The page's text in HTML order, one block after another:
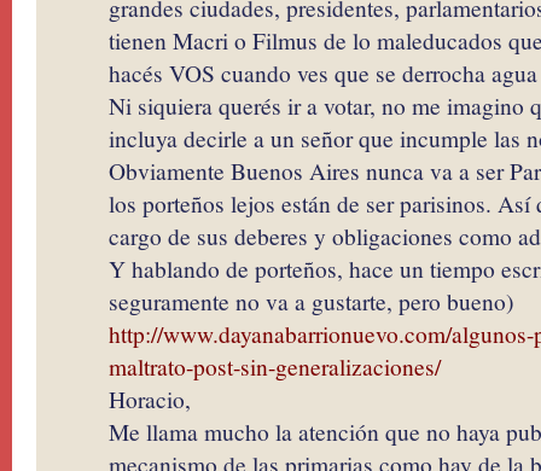
grandes ciudades, presidentes,
tienen Macri o Filmus de lo maleducados
hacés VOS cuando ves que se derrocha
Ni siquiera querés ir a votar, no me imagino
incluya decirle a un señor que incumple las
Obviamente Buenos Aires nunca va a ser
los porteños lejos están de ser parisinos. Así
cargo de sus deberes y obligaciones como
Y hablando de porteños, hace un tiempo
seguramente no va a gustarte, pero bueno)
http://www.dayanabarrionuevo.com/
maltrato-post-sin-generalizaciones/
Horacio,
Me llama mucho la atención que no haya
mecanismo de las primarias como hay de la